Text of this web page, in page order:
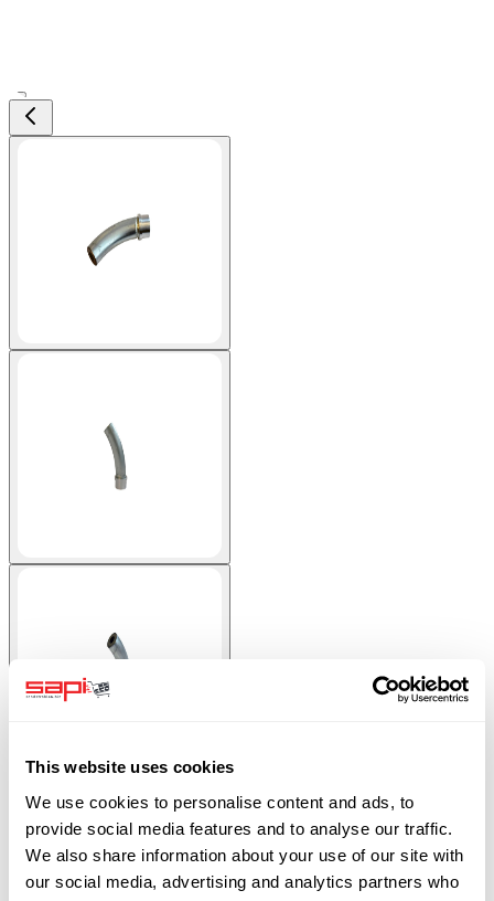
This website uses cookies
We use cookies to personalise content and ads, to
provide social media features and to analyse our traffic.
We also share information about your use of our site with
our social media, advertising and analytics partners who
Ugello ad arco in carburo di boro 40° con collare (ugello a getto angolare)-8
mm. Ordinate da SAPI.